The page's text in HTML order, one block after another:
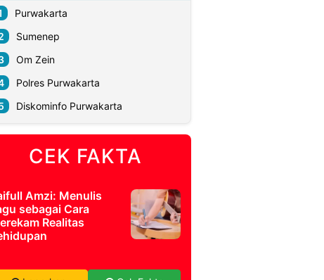
Purwakarta
Sumenep
Om Zein
Polres Purwakarta
Diskominfo Purwakarta
CEK FAKTA
Amzi: Menulis
sebagai Cara
Realitas